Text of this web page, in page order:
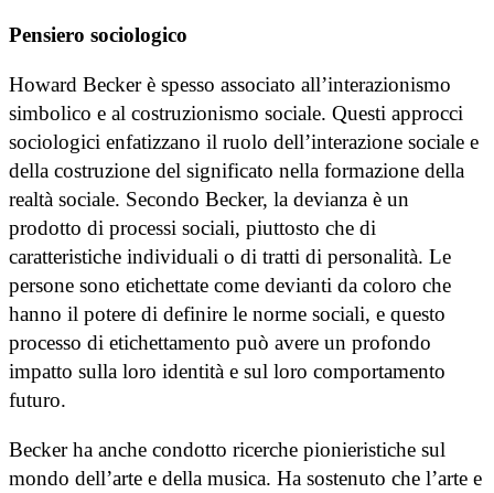
Pensiero sociologico
Howard Becker è spesso associato all’interazionismo
simbolico e al costruzionismo sociale. Questi approcci
sociologici enfatizzano il ruolo dell’interazione sociale e
della costruzione del significato nella formazione della
realtà sociale. Secondo Becker, la devianza è un
prodotto di processi sociali, piuttosto che di
caratteristiche individuali o di tratti di personalità. Le
persone sono etichettate come devianti da coloro che
hanno il potere di definire le norme sociali, e questo
processo di etichettamento può avere un profondo
impatto sulla loro identità e sul loro comportamento
futuro.
Becker ha anche condotto ricerche pionieristiche sul
mondo dell’arte e della musica. Ha sostenuto che l’arte e